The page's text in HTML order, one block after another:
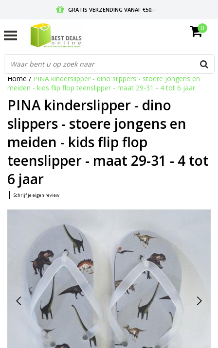
GRATIS VERZENDING VANAF €50,-
GRATIS RETOURNEREN EN 30 DAGEN BEDENKTIJD
0
Home/PINA kinderslipper - dino slippers - stoere jongens en
meiden - kids flip flop teenslipper - maat 29-31 - 4 tot 6 jaar
PINA kinderslipper - dino
slippers - stoere jongens en
meiden - kids flip flop
teenslipper - maat 29-31 - 4 tot
6 jaar
| Schrijf je eigen review